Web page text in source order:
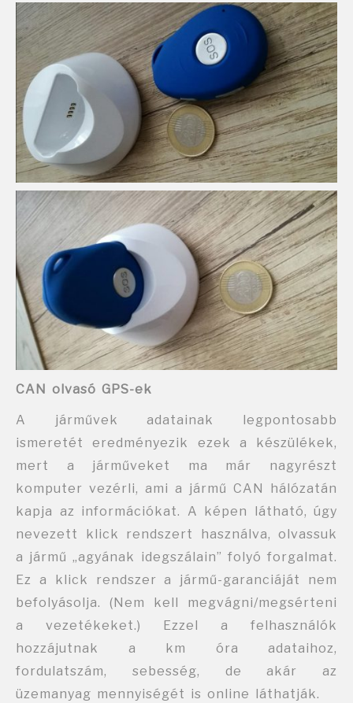
CAN olvasó GPS-ek
A járművek adatainak legpontosabb
ismeretét eredményezik ezek a készülékek,
mert a járműveket ma már nagyrészt
komputer vezérli, ami a jármű CAN hálózatán
kapja az információkat. A képen látható, úgy
nevezett klick rendszert használva, olvassuk
a jármű „agyának idegszálain” folyó forgalmat.
Ez a klick rendszer a jármű-garanciáját nem
befolyásolja. (Nem kell megvágni/megsérteni
a vezetékeket.) Ezzel a felhasználók
hozzájutnak a km óra adataihoz,
fordulatszám, sebesség, de akár az
üzemanyag mennyiségét is online láthatják.